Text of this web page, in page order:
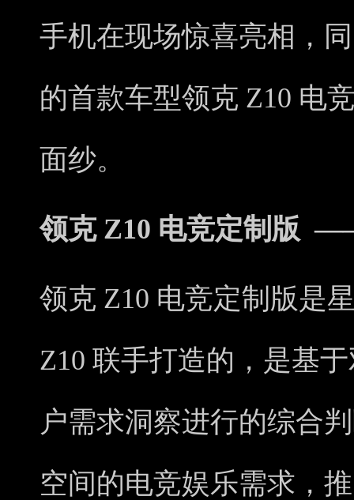
手机在现场惊喜亮相，
的首款车型领克 Z10 电
面纱。
领克 Z10 电竞定制版
领克 Z10 电竞定制版是
Z10 联手打造的，是基
户需求洞察进行的综合
空间的电竞娱乐需求，